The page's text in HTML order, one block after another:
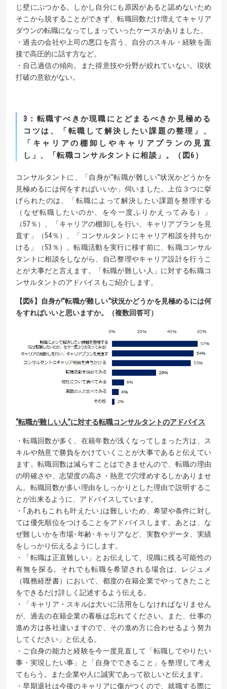
じ壁にぶつかる。しかし自分にも原因があると認めないため
そこから脱することができず、転職回数だけ増えてキャリア
ダウンの転職になってしまっていったケースがありました。
・過去の会社や上司の悪口を言う、自分のスキル・経験を面
接で高圧的に話す方など。
・自己過信の傾向。また得意技や分野が絞れていない。現状
打破の意欲がない。
3 ：転職すべきか現職にとどまるべきか見極める
コツは、「転職して解決したい課題の整理」 、
「 キャリアの棚卸しやキャリアプランの見直
し」、「転職コンサルタントに相談」 。 （ 図6 ）
コンサルタントに、「自身が”転職が難しい”状況かどうかを
見極めるには何をすればいいか」伺いました。上位３つに挙
げられたのは、「転職によって解決したい課題を整理する
（なぜ転職したいのか、を今一度ふりかえってみる）」
（57％）、「キャリアの棚卸しを行い、キャリアプランを見
直す」（54％）、「コンサルタントにキャリア相談を持ちか
ける」（53％）。転職活動を実行に移す前に、転職コンサル
タントに相談をしながら、自己整理やキャリア設計を行うこ
とが大事だと言えます。「転職が難しい人」に対する転職コ
ンサルタントのアドバイスもご紹介します。
【 図6】
自身が”転職が難しい”状況かどうかを見極めるには何
をすればいいと思いますか。 （複数回答可）
“転職が難しい人”に対する転職コンサルタントのアドバイス
・転職回数が多く、在籍年数が浅くなってしまった方は、ス
キルや熱意で勝負をかけていくことが大事であると伝えてい
ます。転職回数は減らすことはできませんので、転職の理由
の明確さや、志望度の高さ・熱意で穴埋めするしかありませ
ん。転職回数が多い理由をしっかりとした理由で説明するこ
とが出来るように、アドバイスしています。
・｢あれもこれも叶えたい｣は難しいため、希望や条件に対し
ては優先順位をつけることをアドバイスします。あとは、な
ぜ難しいかを市場･年齢･キャリアなど、実数やデータ、実績
をしっかり伝えるようにします。
・「転職は正直難しい」とお伝えして、現職に残る可能性の
有無を探る。それでも転職を希望される場合は、レジュメ
（職務経歴書）において、都度の在籍企業でやってきたこと
をできるだけ詳しく記述するよう伝える。
・「キャリア・スキルは大いに活用をしなければなりません
が、過去の在籍企業の看板は忘れてください。また、仕事の
進め方は各社違いますので、その進め方に合わせるよう努力
してください」と伝える。
・ご自身の能力と経験を今一度見直して「転職してやりたい
事・実現したい事」と「自身でできること」を整理して考え
てもらう。また企業や人に誠実であって欲しいと伝えます。
・早期退社は今後のキャリアに傷がつくので、就職する際に